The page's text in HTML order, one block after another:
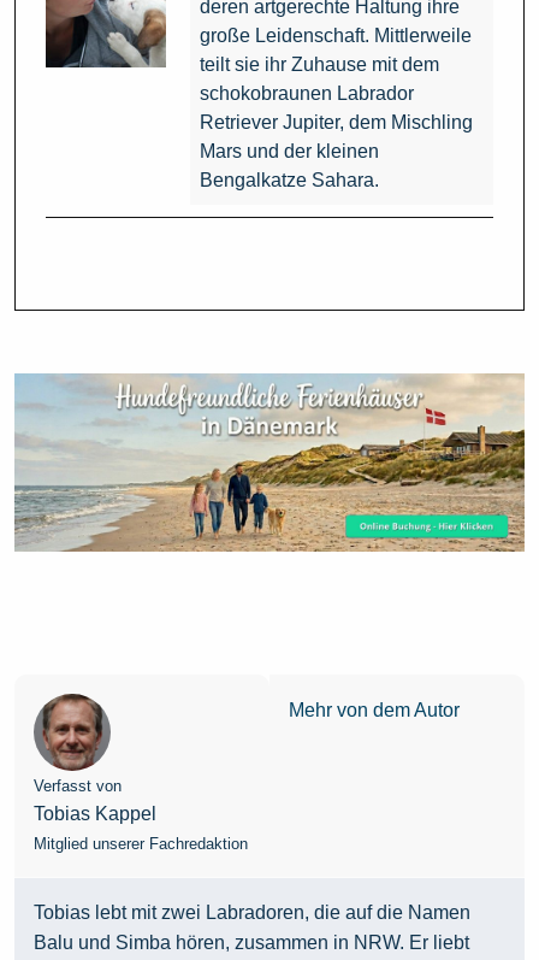
deren artgerechte Haltung ihre
große Leidenschaft. Mittlerweile
teilt sie ihr Zuhause mit dem
schokobraunen Labrador
Retriever Jupiter, dem Mischling
Mars und der kleinen
Bengalkatze Sahara.
Verfasst von
Tobias Kappel
Mitglied unserer Fachredaktion
Mehr von dem Autor
Tobias lebt mit zwei Labradoren, die auf die Namen
Balu und Simba hören, zusammen in NRW. Er liebt